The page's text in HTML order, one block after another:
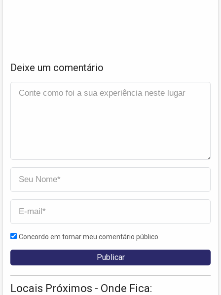
Deixe um comentário
Concordo em tornar meu comentário público
Locais Próximos - Onde Fica: